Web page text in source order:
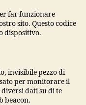
far funzionare
sito. Questo codice
dispositivo.
invisibile pezzo di
per monitorare il
dati su di te
beacon.